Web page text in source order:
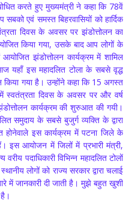
करते हुए मुख्यमंत्री ने कहा कि 78वें
एवं समस्त बिहरवासियों को हार्दिक
दिवस के अवसर पर झंडोत्तोलन का
किया गया, उसके बाद आप लोगों के
झंडोत्तोलन कार्यक्रम में शामिल
इस महादलित टोला के सबसे वृद्ध
किया गया है। उन्होंने कहा कि 15 अगस्त
स्वतंत्रता दिवस के अवसर पर और वर्ष
कार्यक्रम की शुरुआत की गयी।
समुदाय के सबसे बुजुर्ग व्यक्ति के द्वारा
होनेवाले इस कार्यक्रम में पटना जिले के
इस आयोजन में जिलों में प्रभारी मंत्री,
पदाधिकारी विभिन्न महादलित टोलों
लोगों को राज्य सरकार द्वारा चलाई
में जानकारी दी जाती है। मुझे बहुत खुशी